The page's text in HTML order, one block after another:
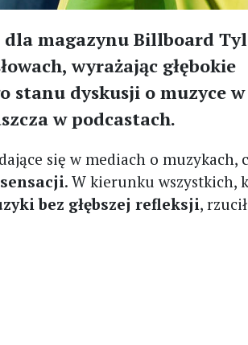
magazynu Billboard
wyrażając głębokie
stanu dyskusji o muzyce
w podcastach.
się w mediach o muzykach,
. W kierunku wszystkich,
bez głębszej refleksji,